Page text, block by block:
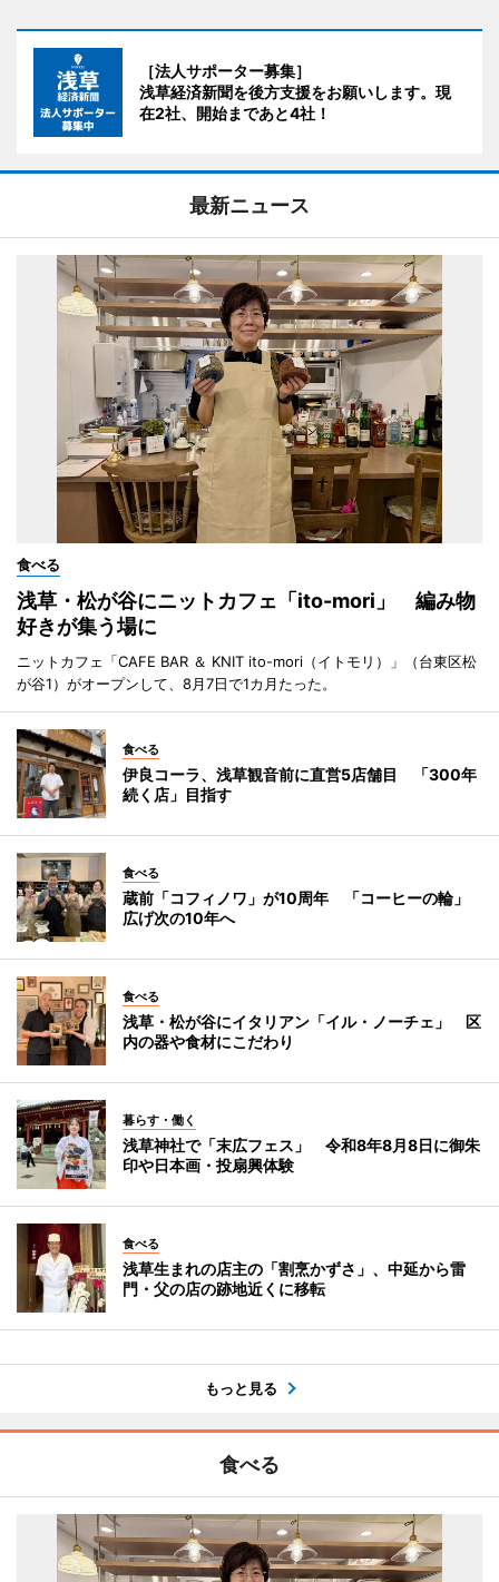
［法人サポーター募集］
浅草経済新聞を後方支援をお願いします。現
在2社、開始まであと4社！
最新ニュース
食べる
浅草・松が谷にニットカフェ「ito-mori」 編み物
好きが集う場に
ニットカフェ「CAFE BAR ＆ KNIT ito-mori（イトモリ）」（台東区松
が谷1）がオープンして、8月7日で1カ月たった。
食べる
伊良コーラ、浅草観音前に直営5店舗目 「300年
続く店」目指す
食べる
蔵前「コフィノワ」が10周年 「コーヒーの輪」
広げ次の10年へ
食べる
浅草・松が谷にイタリアン「イル・ノーチェ」 区
内の器や食材にこだわり
暮らす・働く
浅草神社で「末広フェス」 令和8年8月8日に御朱
印や日本画・投扇興体験
食べる
浅草生まれの店主の「割烹かずさ」、中延から雷
門・父の店の跡地近くに移転
もっと見る
食べる